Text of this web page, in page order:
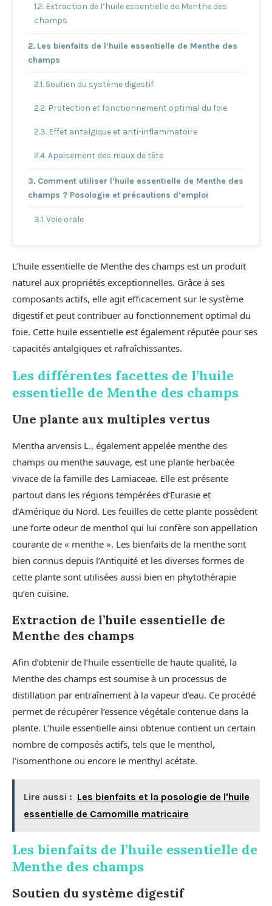
Extraction de l’huile essentielle de Menthe des
champs
Les bienfaits de l’huile essentielle de Menthe des
champs
Soutien du système digestif
Protection et fonctionnement optimal du foie
Effet antalgique et anti-inflammatoire
Apaisement des maux de tête
Comment utiliser l’huile essentielle de Menthe des
champs ? Posologie et précautions d’emploi
Voie orale
Précautions d’emploi
L’huile essentielle de Menthe des champs est un produit
naturel aux propriétés exceptionnelles. Grâce à ses
composants actifs, elle agit efficacement sur le système
digestif et peut contribuer au fonctionnement optimal du
foie. Cette huile essentielle est également réputée pour ses
capacités antalgiques et rafraîchissantes.
Les différentes facettes de l’huile
essentielle de Menthe des champs
Une plante aux multiples vertus
Mentha arvensis L., également appelée menthe des
champs ou menthe sauvage, est une plante herbacée
vivace de la famille des Lamiaceae. Elle est présente
partout dans les régions tempérées d’Eurasie et
d’Amérique du Nord. Les feuilles de cette plante possèdent
une forte odeur de menthol qui lui confère son appellation
courante de « menthe ». Les bienfaits de la menthe sont
bien connus depuis l’Antiquité et les diverses formes de
cette plante sont utilisées aussi bien en phytothérapie
qu’en cuisine.
Extraction de l’huile essentielle de
Menthe des champs
Afin d’obtenir de l’huile essentielle de haute qualité, la
Menthe des champs est soumise à un processus de
distillation par entraînement à la vapeur d’eau. Ce procédé
permet de récupérer l’essence végétale contenue dans la
plante. L’huile essentielle ainsi obtenue contient un certain
nombre de composés actifs, tels que le menthol,
l’isomenthone ou encore le menthyl acétate.
Lire aussi : Les bienfaits et la posologie de l'huile
essentielle de Camomille matricaire
Les bienfaits de l’huile essentielle de
Menthe des champs
Soutien du système digestif